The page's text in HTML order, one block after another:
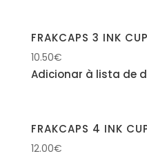
FRAKCAPS 3 INK
10.50€
Adicionar à lista de
FRAKCAPS 4 INK
12.00€